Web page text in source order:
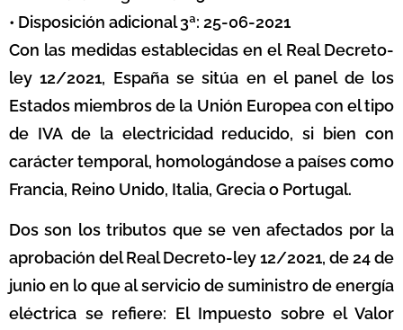
• Disposición adicional 3ª: 25-06-2021
Con las medidas establecidas en el Real Decreto-
ley 12/2021, España se sitúa en el panel de los
Estados miembros de la Unión Europea con el tipo
de IVA de la electricidad reducido, si bien con
carácter temporal, homologándose a países como
Francia, Reino Unido, Italia, Grecia o Portugal.
Dos son los tributos que se ven afectados por la
aprobación del Real Decreto-ley 12/2021, de 24 de
junio en lo que al servicio de suministro de energía
eléctrica se refiere: El Impuesto sobre el Valor